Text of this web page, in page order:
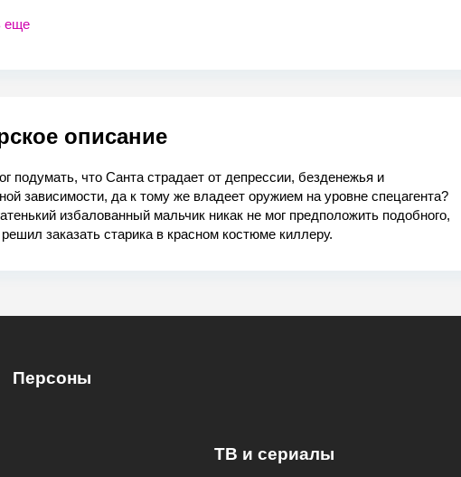
еще
описание
подумать, что Санта страдает от депрессии, безденежья и
зависимости, да к тому же владеет оружием на уровне спецагента?
избалованный мальчик никак не мог предположить подобного,
заказать старика в красном костюме киллеру.
Персоны
ТВ и сериалы